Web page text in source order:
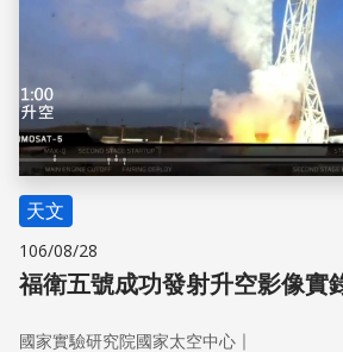
天文
106/08/28
福衛五號成功發射升空影像實
國家實驗研究院國家太空中心 ｜